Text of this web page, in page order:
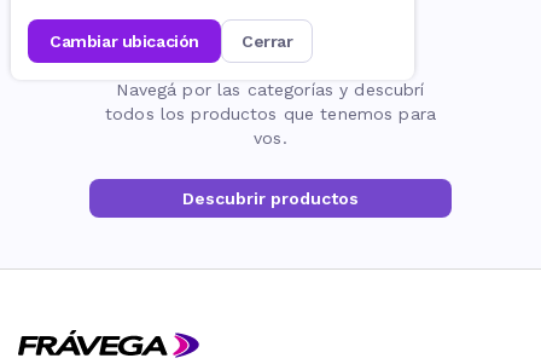
cambiar ubicación cerrar
La página no existe
Navegá por las categorías y descubrí
todos los productos que tenemos para
vos.
Descubrir productos